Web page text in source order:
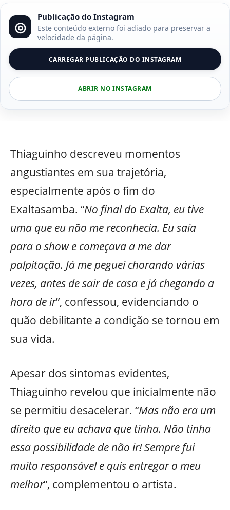
◎
Publicação do Instagram
Este conteúdo externo foi adiado para preservar a
velocidade da página.
CARREGAR PUBLICAÇÃO DO INSTAGRAM
ABRIR NO INSTAGRAM
Thiaguinho descreveu momentos
angustiantes em sua trajetória,
especialmente após o fim do
Exaltasamba. “No final do Exalta, eu tive
uma que eu não me reconhecia. Eu saía
para o show e começava a me dar
palpitação. Já me peguei chorando várias
vezes, antes de sair de casa e já chegando a
hora de ir”, confessou, evidenciando o
quão debilitante a condição se tornou em
sua vida.
Apesar dos sintomas evidentes,
Thiaguinho revelou que inicialmente não
se permitiu desacelerar. “Mas não era um
direito que eu achava que tinha. Não tinha
essa possibilidade de não ir! Sempre fui
muito responsável e quis entregar o meu
melhor”, complementou o artista.